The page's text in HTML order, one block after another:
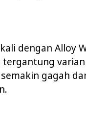
dengan Alloy
tergantung
gagah